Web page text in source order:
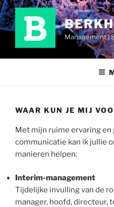
Ga
naar
de
inhoud
Management |
WAAR KUN JE MIJ
Met mijn ruime ervaring
communicatie kan ik jullie
manieren helpen:
Interim-management
Tijdelijke invulling van de
manager, hoofd, directeur,